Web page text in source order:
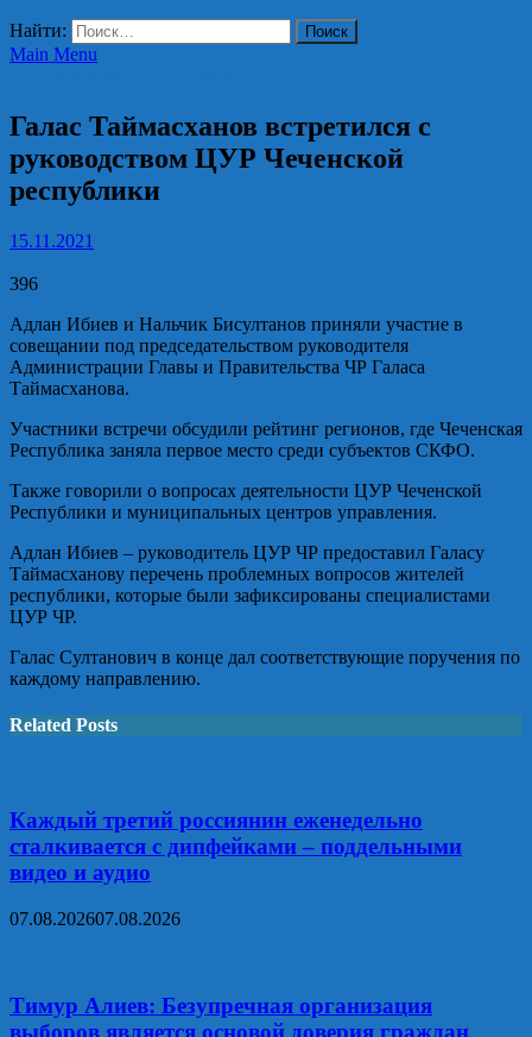
Найти:
Main Menu
Галас Таймасханов встретился с
руководством ЦУР Чеченской
республики
15.11.2021
396
Адлан Ибиев и Нальчик Бисултанов приняли участие в
совещании под председательством руководителя
Администрации Главы и Правительства ЧР Галаса
Таймасханова.
Участники встречи обсудили рейтинг регионов, где Чеченская
Республика заняла первое место среди субъектов СКФО.
Также говорили о вопросах деятельности ЦУР Чеченской
Республики и муниципальных центров управления.
Адлан Ибиев – руководитель ЦУР ЧР предоставил Галасу
Таймасханову перечень проблемных вопросов жителей
республики, которые были зафиксированы специалистами
ЦУР ЧР.
Галас Султанович в конце дал соответствующие поручения по
каждому направлению.
Related Posts
Каждый третий россиянин еженедельно
сталкивается с дипфейками – поддельными
видео и аудио
07.08.202607.08.2026
Тимур Алиев: Безупречная организация
выборов является основой доверия граждан